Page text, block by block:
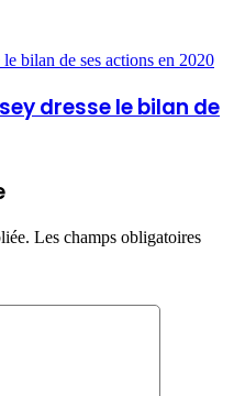
bilan de ses actions en 2020
dresse le bilan de
Les champs obligatoires